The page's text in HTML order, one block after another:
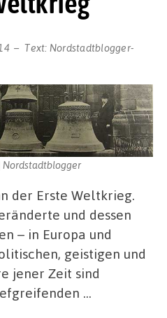
Text: Nordstadtblogger-
der Erste Weltkrieg.
und dessen
– in Europa und
geistigen und
jener Zeit sind
…